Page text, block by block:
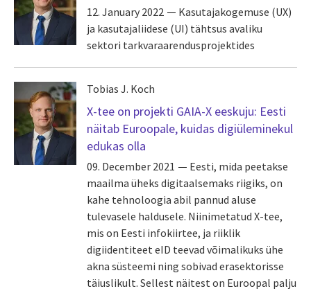
12. January 2022
Kasutajakogemuse (UX)
ja kasutajaliidese (UI) tähtsus avaliku
sektori tarkvaraarendusprojektides
Tobias J. Koch
X-tee on projekti GAIA-X eeskuju: Eesti
näitab Euroopale, kuidas digiüleminekul
edukas olla
09. December 2021
Eesti, mida peetakse
maailma üheks digitaalsemaks riigiks, on
kahe tehnoloogia abil pannud aluse
tulevasele haldusele. Niinimetatud X-tee,
mis on Eesti infokiirtee, ja riiklik
digiidentiteet eID teevad võimalikuks ühe
akna süsteemi ning sobivad erasektorisse
täiuslikult. Sellest näitest on Euroopal palju